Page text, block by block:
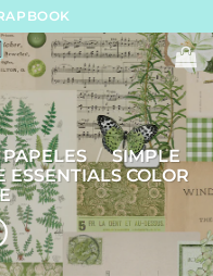
PAPELES / SIMPLE
ESSENTIALS COLOR